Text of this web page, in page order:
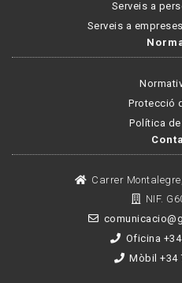
Serveis a
Serveis a
Protecció
Política
Carrer
NIF.
Oficina
Mòbil +34